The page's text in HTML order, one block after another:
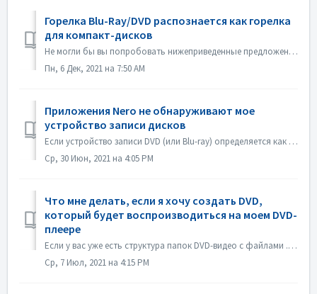
Горелка Blu-Ray/DVD распознается как горелка
для компакт-дисков
Не могли бы вы попробовать нижеприведенные предложения? 1. Пожалуйста, проверьте, есть ли новый драйвер для вашей горелки и прошивки. Пожалуйста, обнови...
Пн, 6 Дек, 2021 на 7:50 AM
Приложения Nero не обнаруживают мое
устройство записи дисков
Если устройство записи DVD (или Blu-ray) определяется как устройство записи CD, обратитесь к этой статье: https://nerosupport.freshdesk.com/en/support/solu...
Ср, 30 Июн, 2021 на 4:05 PM
Что мне делать, если я хочу создать DVD,
который будет воспроизводиться на моем DVD-
плеере
Если у вас уже есть структура папок DVD-видео с файлами .VOB, .IFO/.BUP, вы можете использовать Nero BurningROM для записи DVD. 1. Создайте новый сборник. В...
Ср, 7 Июл, 2021 на 4:15 PM